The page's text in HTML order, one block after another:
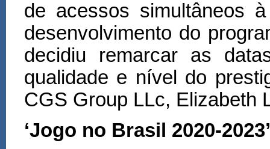
de acessos simultâneos
desenvolvimento do
decidiu remarcar as
qualidade e nível do
CGS Group LLc, Elizabeth
‘Jogo no Brasil 2020-2023’